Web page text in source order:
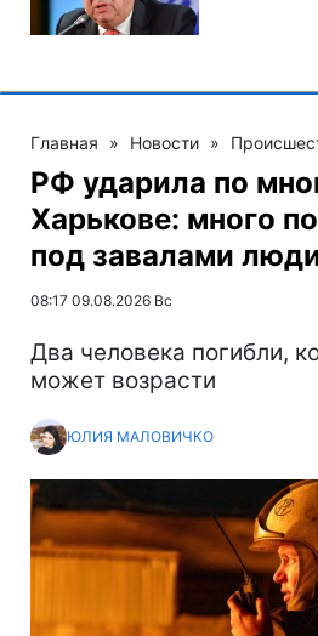
Главная » Новости »
РФ ударила по
Харькове: много
под завалами
08:17 09.08.2026 Вс
Два человека погибли,
может возрасти
ЮЛИЯ МАЛОВИЧКО